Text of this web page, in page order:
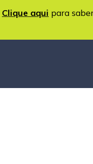
Clique aqui para